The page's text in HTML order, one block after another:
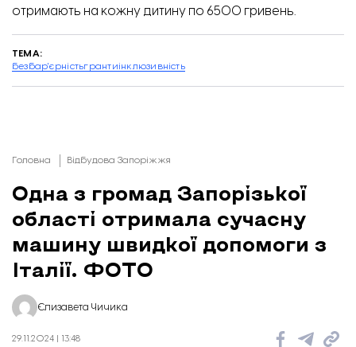
отримають на кожну дитину по 6500 гривень.
ТЕМА:
безбар'єрністьгрантиінклюзивність
Головна Відбудова Запоріжжя
Одна з громад Запорізької
області отримала сучасну
машину швидкої допомоги з
Італії. ФОТО
Єлизавета Чичика
29.11.2024 | 13:48